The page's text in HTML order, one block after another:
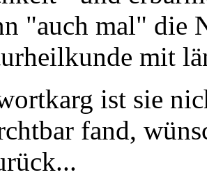
"auch mal" die
mit
ist sie
fand,